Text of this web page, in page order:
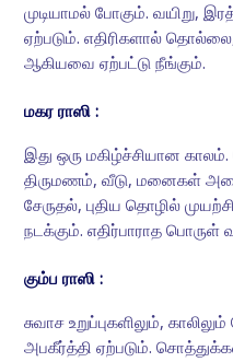
முடியாமல் போகும். வயிறு,
ஏற்படும். எதிரிகளால்
ஆகியவை ஏற்பட்டு நீங்கும்.
மகர ராஸி :
இது ஒரு மகிழ்ச்சியான
திருமணம், வீடு, மனைகள்
சேருதல், புதிய தொழில்
நடக்கும். எதிர்பாராத பொருள்
கும்ப ராஸி :
சுவாச உறுப்புகளிலும்,
அபகீர்த்தி ஏற்படும்.